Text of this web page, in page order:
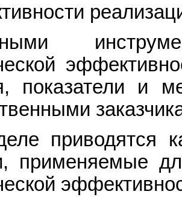
показатели и
приводятся
применяемые